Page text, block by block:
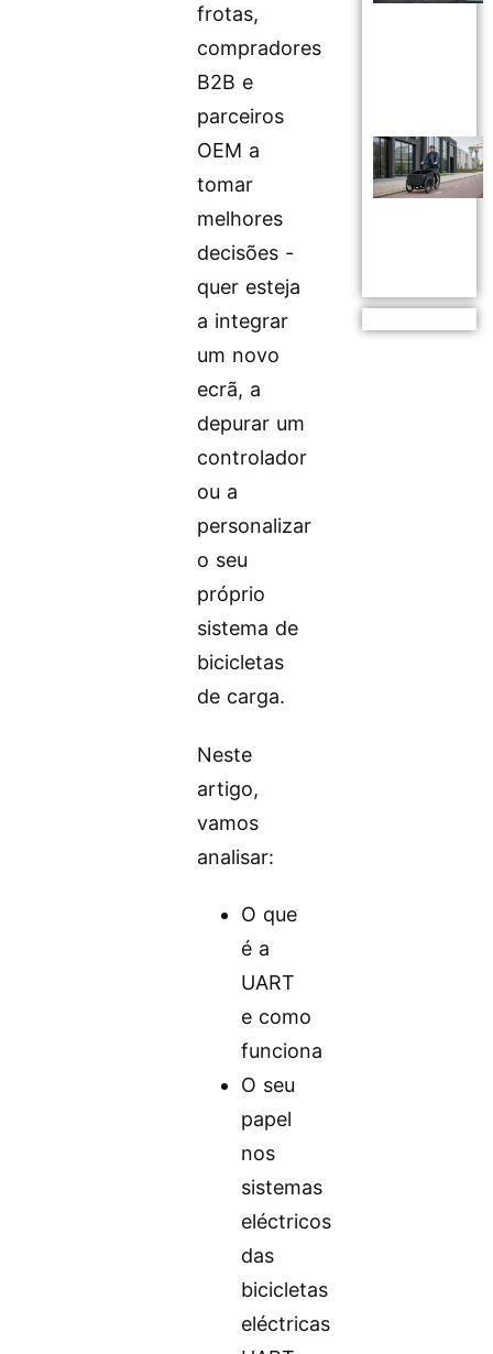
frotas,
compradores
B2B e
parceiros
OEM a
tomar
melhores
decisões -
quer esteja
a integrar
um novo
ecrã, a
depurar um
controlador
ou a
personalizar
o seu
próprio
sistema de
bicicletas
de carga.
Neste
artigo,
vamos
analisar:
O que
é a
UART
e como
funciona
O seu
papel
nos
sistemas
eléctricos
das
bicicletas
eléctricas